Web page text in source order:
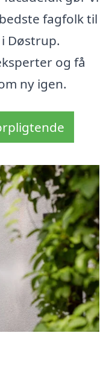
fagfolk til
Døstrup.
og få
ny igen.